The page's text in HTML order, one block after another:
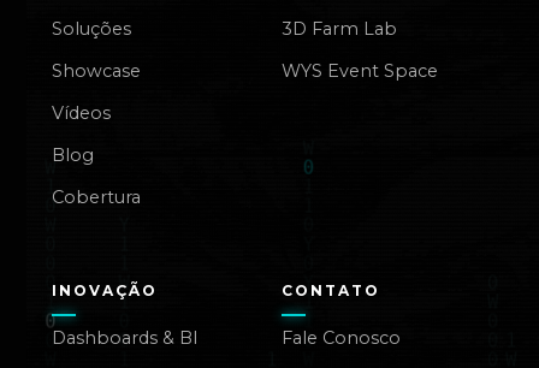
Soluções
Showcase
Vídeos
Blog
Cobertura
3D Farm Lab
WYS Event Space
INOVAÇÃO
Dashboards & BI
CONTATO
Fale Conosco